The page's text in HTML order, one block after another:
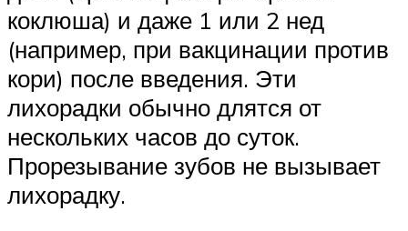
коклюша) и даже 1 или 2 нед
(например, при вакцинации против
кори) после введения. Эти
лихорадки обычно длятся от
нескольких часов до суток.
Прорезывание зубов не вызывает
лихорадку.